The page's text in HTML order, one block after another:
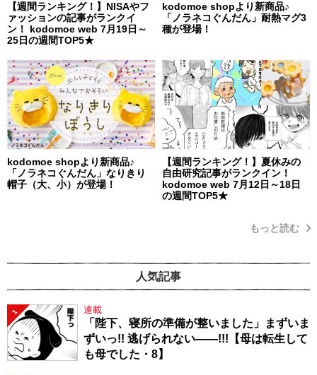
【週間ランキング！】NISAやフ
ァッションの記事がランクイ
ン！ kodomoe web 7月19日～
25日の週間TOP5★
kodomoe shopより新商品♪
「ノラネコぐんだん」耐熱マグ3
種が登場！
kodomoe shopより新商品♪
「ノラネコぐんだん」なりきり
帽子（大、小）が登場！
【週間ランキング！】夏休みの
自由研究記事がランクイン！
kodomoe web 7月12日～18日
の週間TOP5★
もっと読む
人気記事
1 連載
「陛下、寝所の準備が整いました」まずいま
ずいっ!! 逃げられない――!!!【母は転生して
も母でした・8】